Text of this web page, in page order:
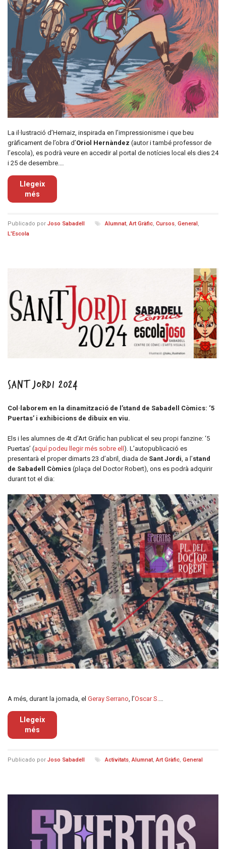
La il·lustració d’Hernaiz, inspirada en l’impressionisme i que beu
gràficament de l’obra d’Oriol Hernàndez (autor i també professor de
l’escola), es podrà veure en accedir al portal de notícies local els dies 24
i 25 de desembre.…
Llegeix
més
Publicado por Joso Sabadell Alumnat,Art Gràfic, Cursos, General ,
L'Escola
Sant Jordi 2024
Col·laborem en la dinamització de l’stand de Sabadell Còmics: ‘5
Puertas’ i exhibicions de dibuix en viu.
Els i les alumnes de 4t d’Art Gràfic han publicat el seu propi fanzine: ‘5
Puertas’ (aquí podeu llegir més sobre ell ). L’autopublicació es
presentarà el proper dimarts 23 d’abril, diada de Sant Jordi, a l’stand
de Sabadell Còmics (plaça del Doctor Robert), ons es podrà adquirir
durant tot el dia:
A més, durant la jornada, el Geray Serrano , l’Oscar S.
Llegeix
més
Publicado por Joso Sabadell Activitats Alumnat, Art Gràfic General